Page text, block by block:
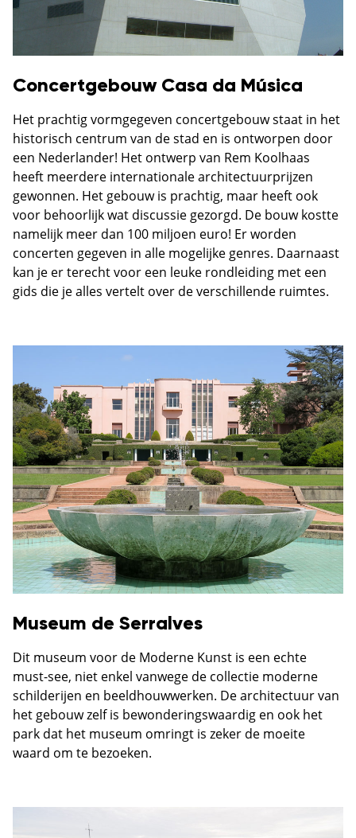
Concertgebouw Casa da Música
Het prachtig vormgegeven concertgebouw staat in het
historisch centrum van de stad en is ontworpen door
een Nederlander! Het ontwerp van Rem Koolhaas
heeft meerdere internationale architectuurprijzen
gewonnen. Het gebouw is prachtig, maar heeft ook
voor behoorlijk wat discussie gezorgd. De bouw kostte
namelijk meer dan 100 miljoen euro! Er worden
concerten gegeven in alle mogelijke genres. Daarnaast
kan je er terecht voor een leuke rondleiding met een
gids die je alles vertelt over de verschillende ruimtes.
Museum de Serralves
Dit museum voor de Moderne Kunst is een echte
must-see, niet enkel vanwege de collectie moderne
schilderijen en beeldhouwwerken. De architectuur van
het gebouw zelf is bewonderingswaardig en ook het
park dat het museum omringt is zeker de moeite
waard om te bezoeken.